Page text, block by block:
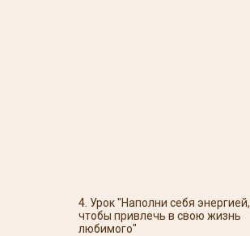
4. Урок "Наполни себя энергией,
чтобы привлечь в свою жизнь
любимого"